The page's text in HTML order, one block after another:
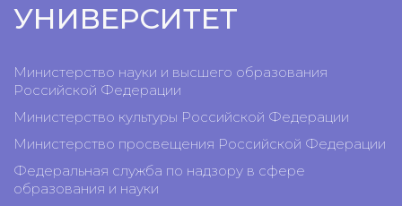
УНИВЕРСИТЕТ
Министерство науки и высшего образования
Российской Федерации
Министерство культуры Российской Федерации
Министерство просвещения Российской Федерации
Федеральная служба по надзору в сфере
образования и науки